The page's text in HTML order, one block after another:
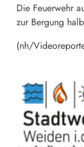
Die Feuerwehr
zur Bergung
(nh/